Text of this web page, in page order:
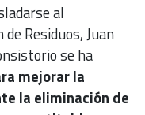
al
Residuos, Juan
se ha
mejorar la
la eliminación de